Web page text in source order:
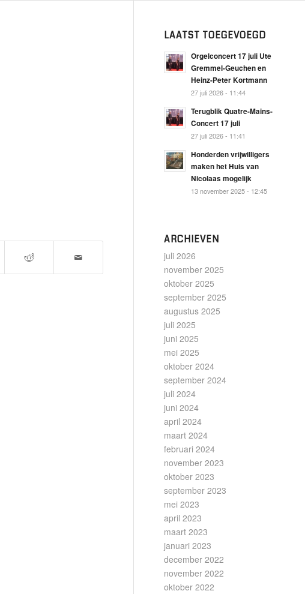
LAATST TOEGEVOEGD
Orgelconcert 17 juli Ute
Gremmel-Geuchen en
Heinz-Peter Kortmann
27 juli 2026 - 11:44
Terugblik Quatre-Mains-
Concert 17 juli
27 juli 2026 - 11:41
Honderden vrijwilligers
maken het Huis van
Nicolaas mogelijk
13 november 2025 - 12:45
ARCHIEVEN
juli 2026
november 2025
oktober 2025
september 2025
augustus 2025
juli 2025
juni 2025
mei 2025
oktober 2024
september 2024
juli 2024
juni 2024
april 2024
maart 2024
februari 2024
november 2023
oktober 2023
september 2023
mei 2023
april 2023
maart 2023
januari 2023
december 2022
november 2022
oktober 2022